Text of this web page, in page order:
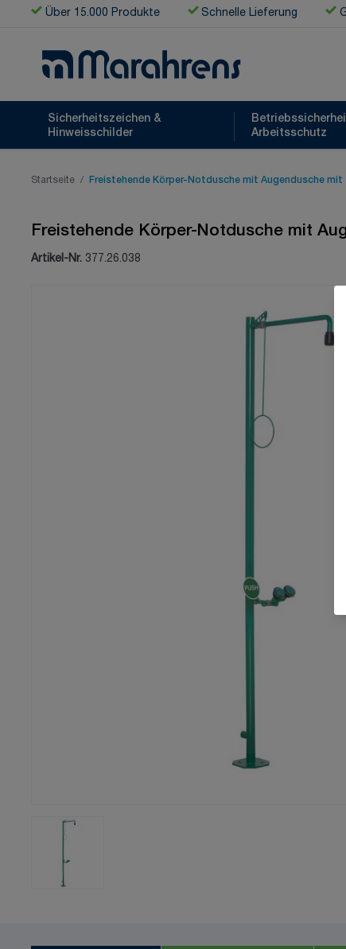
Zum Inhalt springen
Über 15.000 Produkte Schnelle Lieferung
Sicherheitszeichen &
Hinweisschilder
Arbeitsschutz
Startseite / Freistehende Körper-Notdusche mit Augendusche mit
Freistehende Körper-Notdusche mit
Artikel-Nr. 377.26.038